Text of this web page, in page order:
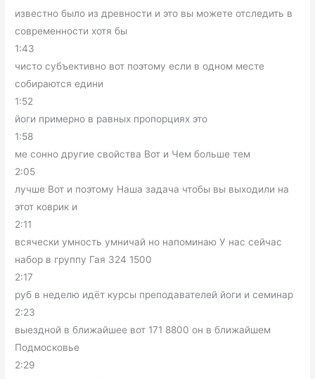
известно было из древности и это вы можете отследить в
современности хотя бы
1:43
чисто субъективно вот поэтому если в одном месте
собираются едини
1:52
йоги примерно в равных пропорциях это
1:58
ме сонно другие свойства Вот и Чем больше тем
2:05
лучше Вот и поэтому Наша задача чтобы вы выходили на
этот коврик и
2:11
всячески умность умничай но напоминаю У нас сейчас
набор в группу Гая 324 1500
2:17
руб в неделю идёт курсы преподавателей йоги и семинар
2:23
выездной в ближайшее вот 171 8800 он в ближайшем
Подмосковье
2:29